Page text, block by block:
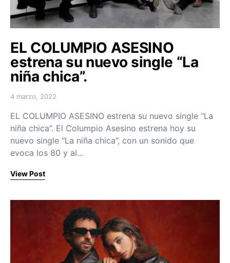
EL COLUMPIO ASESINO
estrena su nuevo single “La
niña chica”.
Posted on
4 marzo, 2022
EL COLUMPIO ASESINO estrena su nuevo single “La
niña chica”. El Columpio Asesino estrena hoy su
nuevo single “La niña chica”, con un sonido que
evoca los 80 y al…
View Post